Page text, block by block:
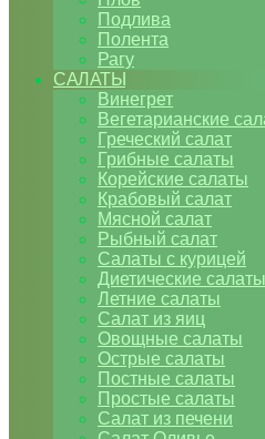
Подлива
Полента
Рагу
САЛАТЫ
Винегрет
Вегетарианские
Греческий салат
Грибные салаты
Корейские салаты
Крабовый салат
Мясной салат
Рыбный салат
Салаты с курицей
Диетические салаты
Летние салаты
Салат из яиц
Овощные салаты
Острые салаты
Постные салаты
Простые салаты
Салат из печени